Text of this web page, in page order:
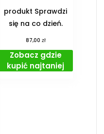
produkt Sprawdzi
się na co dzień.
87,00 zł
Zobacz gdzie
kupić najtaniej